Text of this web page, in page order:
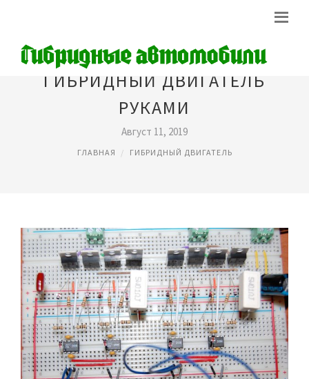
ГИБРИДНЫЙ ДВИГАТЕЛЬ
РУКАМИ
Август 11, 2019
ГЛАВНАЯ ГИБРИДНЫЙ ДВИГАТЕЛЬ